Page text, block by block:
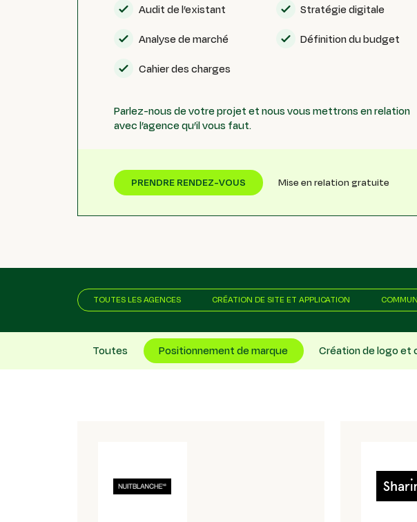
Audit de l’existant
Stratégie digitale
Analyse de marché
Définition du budget
Cahier des charges
Parlez-nous de votre projet et nous vous mettrons en relation
avec l’agence qu’il vous faut.
PRENDRE RENDEZ-VOUS Mise en relation gratuite
TOUTES LES AGENCES CRÉATION DE SITE ET APPLICATION
Toutes Positionnement de marque Création de logo et